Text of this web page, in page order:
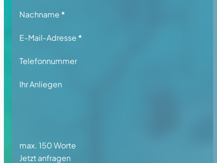
Nachname *
E-Mail-Adresse *
Telefonnummer
Ihr Anliegen
max. 150 Worte
Jetzt anfragen